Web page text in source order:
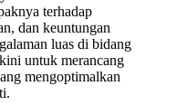
terhadap
dan keuntungan
luas di bidang
untuk merancang
mengoptimalkan